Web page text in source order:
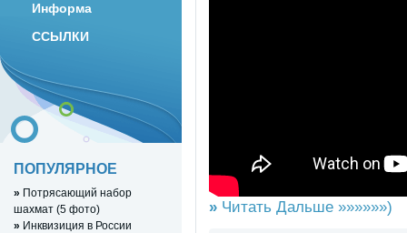
» Читать Дальше »»»»»»)
Информа
ССЫЛКИ
ПОПУЛЯРНОЕ
» Потрясающий набор
шахмат (5 фото)
» Инквизиция в России